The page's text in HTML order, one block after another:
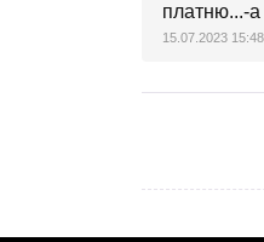
платню...-а
15.07.2023 15:48